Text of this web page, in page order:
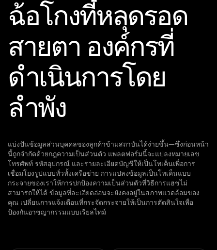
ฉ้อโกงที่หลุดรอด
สายตา องค์กรที่
ดำเนินการโดย
ลำพัง
แบ่งปันข้อมูลส่วนบุคคลของลูกค้าข้ามสถาบันได้ง่ายขึ้น—ซึ่งก่อนหน้า
นี้ถูกจำกัดด้วยกฎความเป็นส่วนตัว แพลตฟอร์มนี้จะแปลงหมายเลข
โทรศัพท์ รหัสอุปกรณ์ และรายละเอียดบัญชีให้เป็นโทเค็นเพื่อการ
เชื่อมโยงรูปแบบทั่วทั้งเครือข่าย การแปลงข้อมูลเป็นโทเค็นแบบ
กระจายของเราให้การปกป้องความเป็นส่วนตัวที่วิธีการแฮชไม่
สามารถให้ได้ ข้อมูลที่ละเอียดอ่อนจะยังคงอยู่ในสภาพแวดล้อมของ
คุณ เปลี่ยนการแจ้งเตือนที่กระจัดกระจายให้เป็นการตัดสินใจเพื่อ
ป้องกันอาชญากรรมแบบเรียลไทม์